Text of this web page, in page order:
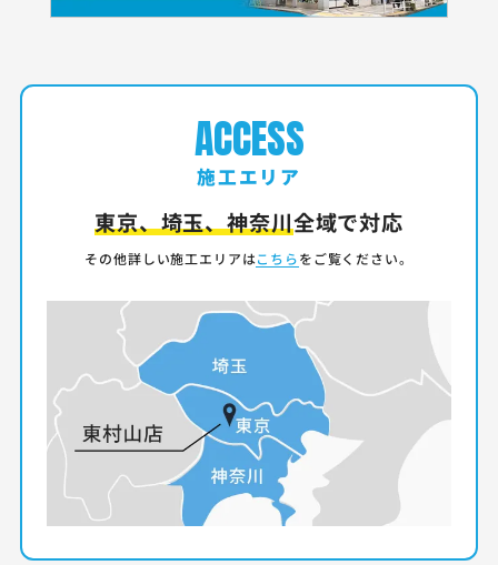
ACCESS
施工エリア
東京、埼玉、神奈川全域で対応
その他詳しい施工エリアはこちらをご覧ください。